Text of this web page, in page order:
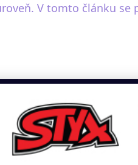
V tomto článku